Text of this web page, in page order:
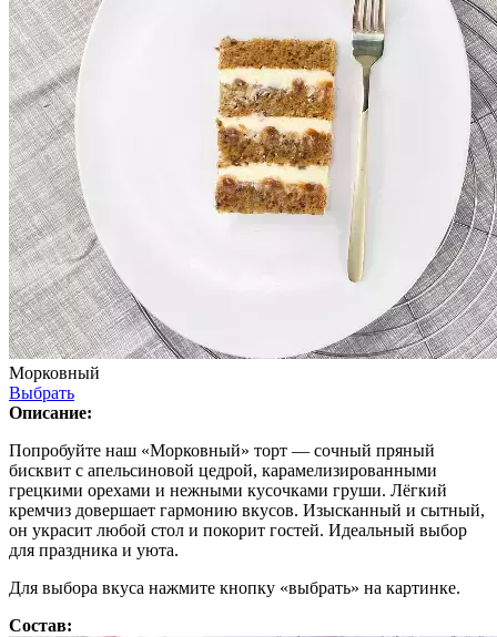
Морковный
Выбрать
Описание:
Попробуйте наш «Морковный» торт — сочный пряный
бисквит с апельсиновой цедрой, карамелизированными
грецкими орехами и нежными кусочками груши. Лёгкий
кремчиз довершает гармонию вкусов. Изысканный и сытный,
он украсит любой стол и покорит гостей. Идеальный выбор
для праздника и уюта.
Для выбора вкуса нажмите кнопку «выбрать» на картинке.
Состав: